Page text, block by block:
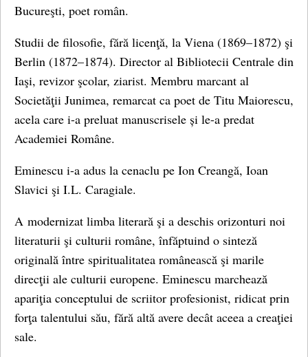
Bucureşti, poet român.
Studii de filosofie, fără licenţă, la Viena (1869–1872) şi
Berlin (1872–1874). Director al Bibliotecii Centrale din
Iaşi, revizor şcolar, ziarist. Membru marcant al
Societăţii Junimea, remarcat ca poet de Titu Maiorescu,
acela care i-a preluat manuscrisele și le-a predat
Academiei Române.
Eminescu i-a adus la cenaclu pe Ion Creangă, Ioan
Slavici şi I.L. Caragiale.
A modernizat limba literară şi a deschis orizonturi noi
literaturii şi culturii române, înfăptuind o sinteză
originală între spiritualitatea românească şi marile
direcţii ale culturii europene. Eminescu marchează
apariţia conceptului de scriitor profesionist, ridicat prin
forţa talentului său, fără altă avere decât aceea a creaţiei
sale.